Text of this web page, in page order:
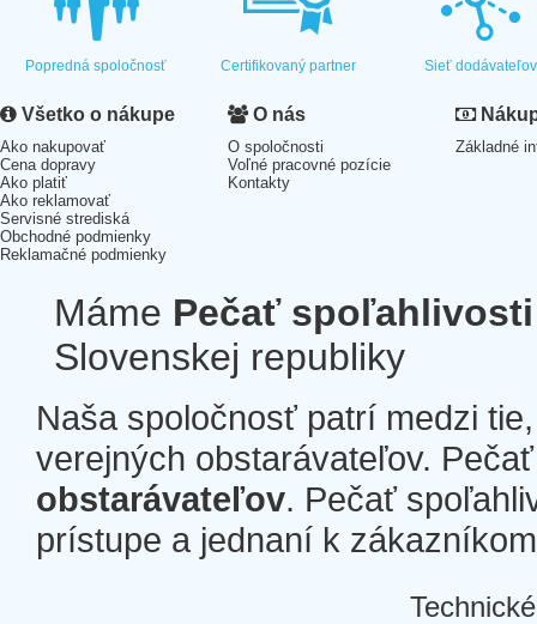
Popredná spoločnosť Certifikovaný partner Sieť dodávateľov
Všetko o nákupe
Ako nakupovať
Cena dopravy
Ako platiť
Ako reklamovať
Servisné strediská
Obchodné podmienky
Reklamačné podmienky
O nás
O spoločnosti
Voľné pracovné pozície
Kontakty
Základné
Máme Pečať spoľahlivosti
Slovenskej republiky
Naša spoločnosť patrí medzi
verejných obstarávateľov.
obstarávateľov. Pečať
prístupe a jednaní k